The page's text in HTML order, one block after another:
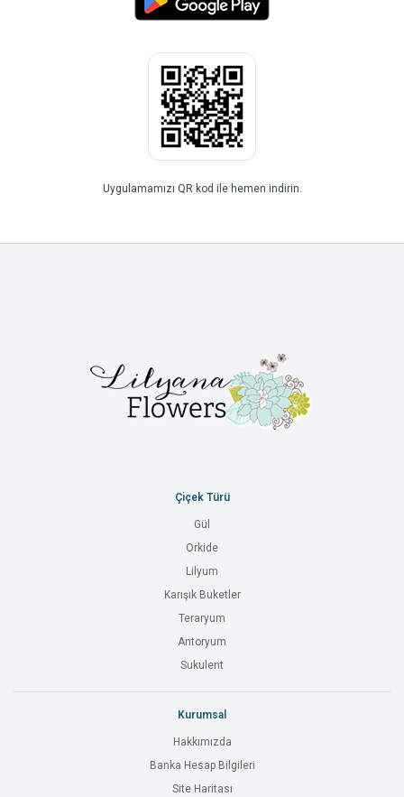
Uygulamamızı QR kod ile hemen indirin.
Çiçek Türü
Gül
Orkide
Lilyum
Karışık Buketler
Teraryum
Antoryum
Sukulent
Kurumsal
Hakkımızda
Banka Hesap Bilgileri
Site Haritası